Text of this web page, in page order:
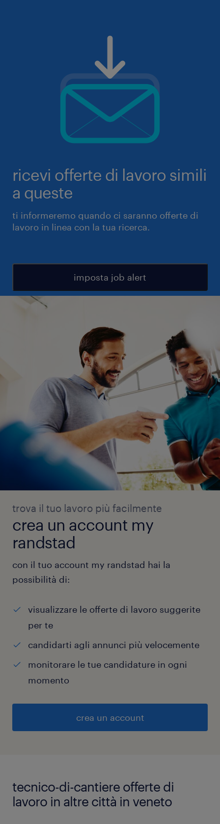
ricevi offerte di lavoro simili
a queste
ti informeremo quando ci saranno offerte di
lavoro in linea con la tua ricerca.
imposta job alert
trova il tuo lavoro più facilmente
crea un account my
randstad
con il tuo account my randstad hai la
possibilità di:
visualizzare le offerte di lavoro suggerite
per te
candidarti agli annunci più velocemente
monitorare le tue candidature in ogni
momento
crea un account
tecnico-di-cantiere offerte di
lavoro in altre città in veneto